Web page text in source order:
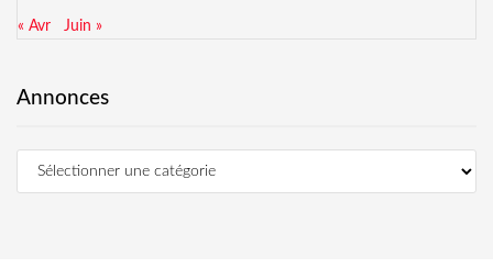
« Avr Juin »
Annonces